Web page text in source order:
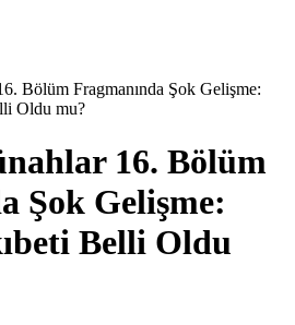
Bölüm Fragmanında Şok Gelişme:
Oldu mu?
16. Bölüm
Şok Gelişme:
Belli Oldu